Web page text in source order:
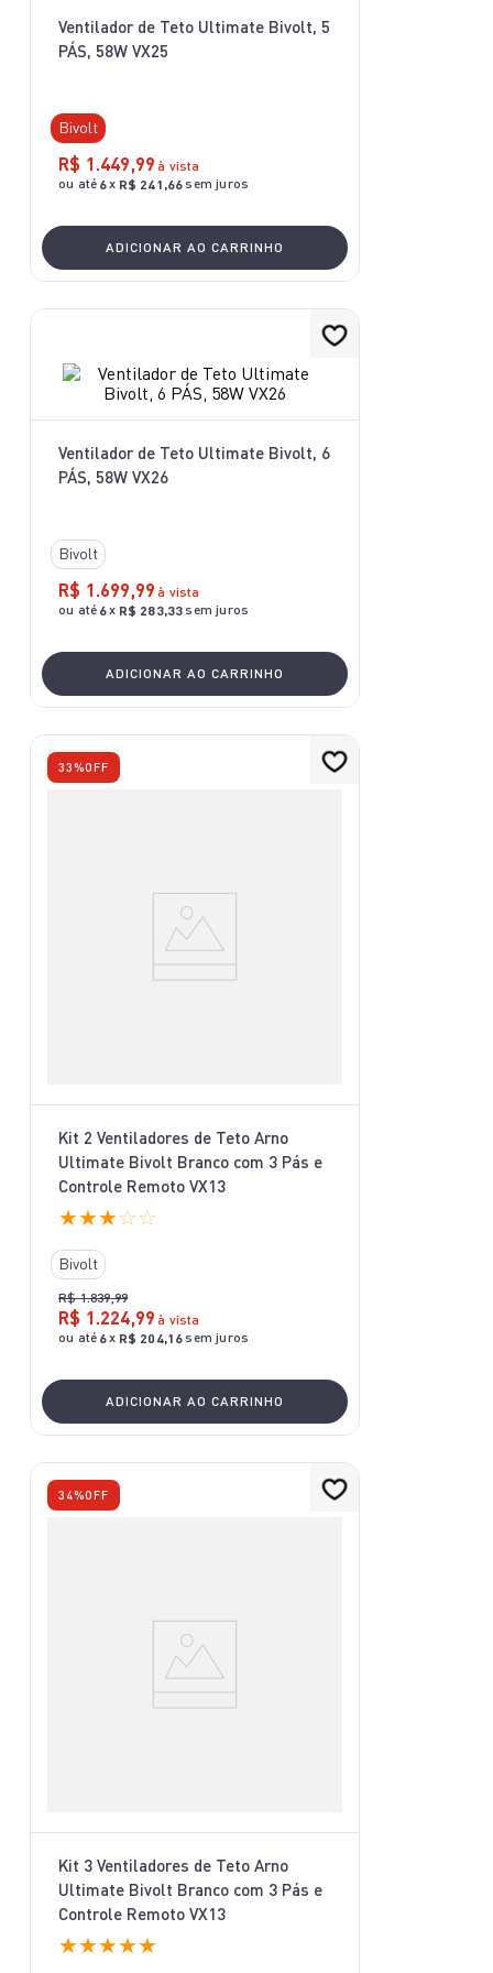
Ventilador de Teto Ultimate Bivolt, 5
PÁS, 58W VX25
Bivolt
R$ 1 .449,99 à vista
ou até 6x R$ 241 ,66sem juros
ADICIONAR AO CARRINHO
Ventilador de Teto Ultimate Bivolt, 6
PÁS, 58W VX26
Bivolt
R$ 1 .699,99 à vista
ou até 6x R$ 283,33sem juros
ADICIONAR AO CARRINHO
33%OFF
Kit 2 Ventiladores de Teto Arno
Ultimate Bivolt Branco com 3 Pás e
Controle Remoto VX13
★★★☆☆
Bivolt
R$ 1.839,99
R$ 1 .224,99 à vista
ou até 6x R$ 204,16sem juros
ADICIONAR AO CARRINHO
34%OFF
Kit 3 Ventiladores de Teto Arno
Ultimate Bivolt Branco com 3 Pás e
Controle Remoto VX13
★★★★★
10º aspirador x-force 9 60